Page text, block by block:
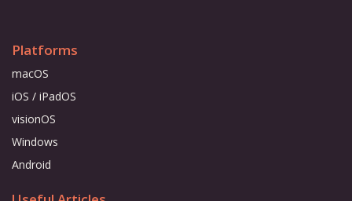
Platforms
macOS
iOS / iPadOS
visionOS
Windows
Android